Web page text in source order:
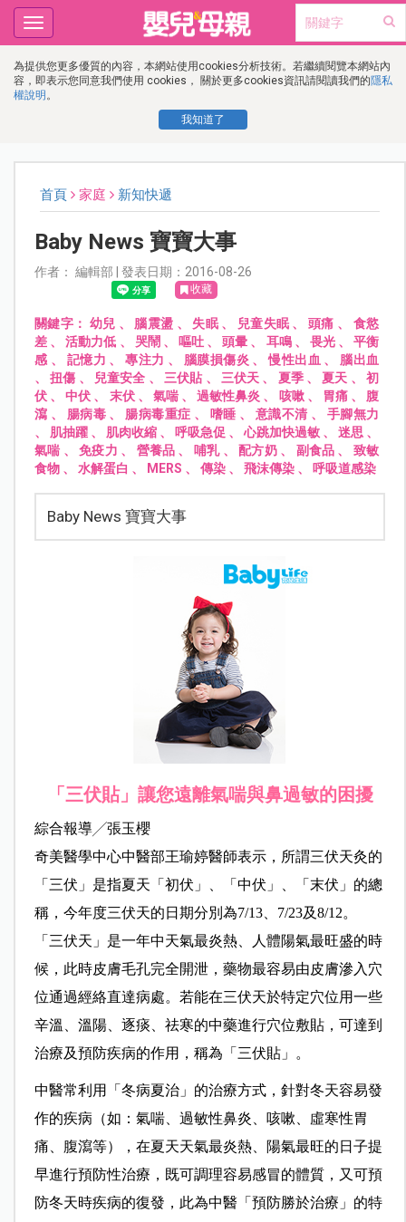
為提供您更多優質的內容，本網站使用cookies分析技術。若繼續閱覽本網站內
容，即表示您同意我們使用 cookies， 關於更多cookies資訊請閱讀我們的隱私
權說明 。
我知道了
Toggle
navigation
首頁 家庭 新知快遞
Baby News 寶寶大事
作者： 編輯部 | 發表日期：2016-08-26
收藏
關鍵字： 幼兒 、 腦震盪 、 失眠、 兒童失眠 、頭痛 、 食慾
差 、活動力低 、 哭鬧 、 嘔吐 、頭暈 、 耳鳴、 畏光、平衡
感 、 記憶力 、專注力 、 腦膜損傷炎 、慢性出血 、 腦出血
、扭傷 、 兒童安全 、 三伏貼、 三伏天 、 夏季、夏天 、初
伏 、中伏 、 末伏、 氣喘、過敏性鼻炎 、 咳嗽、 胃痛、 腹
瀉 、 腸病毒、 腸病毒重症 、 嗜睡 、 意識不清 、 手腳無力
、 肌抽躍 、 肌肉收縮 、 呼吸急促 、心跳加快過敏 、迷思 、
氣喘 、免疫力 、 營養品 、 哺乳、配方奶、 副食品 、 致敏
食物、 水解蛋白 、 MERS 、 傳染、 飛沫傳染、 呼吸道感染
Baby News 寶寶大事
「三伏貼」讓您遠離氣喘與鼻過敏的困擾
綜合報導╱張玉櫻
奇美醫學中心中醫部王瑜婷醫師表示，所謂三伏天灸的
「三伏」是指夏天「初伏」、「中伏」、「末伏」的總
稱，今年度三伏天的日期分別為7/13、7/23及8/12。
「三伏天」是一年中天氣最炎熱、人體陽氣最旺盛的時
候，此時皮膚毛孔完全開泄，藥物最容易由皮膚滲入穴
位通過經絡直達病處。若能在三伏天於特定穴位用一些
辛溫、溫陽、逐痰、祛寒的中藥進行穴位敷貼，可達到
治療及預防疾病的作用，稱為「三伏貼」。
中醫常利用「冬病夏治」的治療方式，針對冬天容易發
作的疾病（如：氣喘、過敏性鼻炎、咳嗽、虛寒性胃
痛、腹瀉等），在夏天天氣最炎熱、陽氣最旺的日子提
早進行預防性治療，既可調理容易感冒的體質，又可預
防冬天時疾病的復發，此為中醫「預防勝於治療」的特